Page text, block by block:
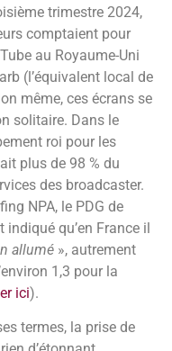
trimestre 2024,
comptaient pour
au Royaume-Uni
(l’équivalent local de
même, ces écrans se
solitaire. Dans le
roi pour les
plus de 98 % du
des broadcaster.
NPA, le PDG de
qu’en France il
allumé », autrement
1,3 pour la
ici).
termes, la prise de